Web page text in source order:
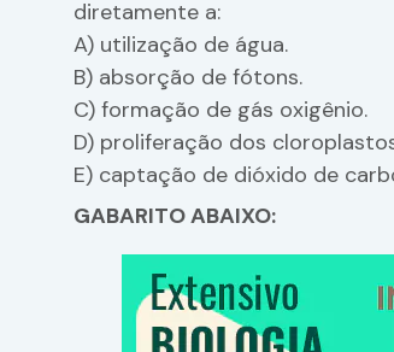
diretamente a:
A) utilização de água.
B) absorção de fótons.
C) formação de gás oxigênio.
D) proliferação dos
E) captação de dióxido de
GABARITO ABAIXO: